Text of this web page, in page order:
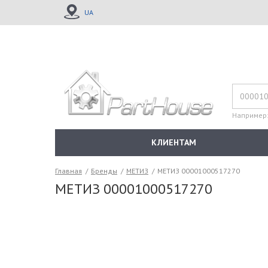
UA
Например:
КЛИЕНТАМ
Главная / Бренды / МЕТИЗ / МЕТИЗ 00001000517270
МЕТИЗ 00001000517270